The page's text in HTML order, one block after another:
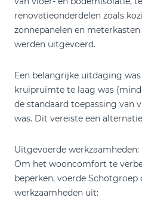
renovatieonderdelen zoals
zonnepanelen en
werden uitgevoerd.
Een belangrijke uitdaging
kruipruimte te laag was
de standaard toepassing van
was. Dit vereiste een
Uitgevoerde werkzaamheden:
Om het wooncomfort te
beperken, voerde Schotgroep
werkzaamheden uit: